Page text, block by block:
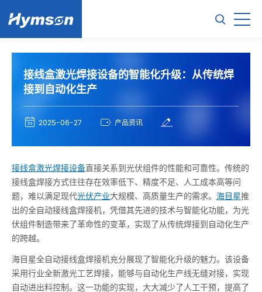
接线盒激光焊接设备的智能化升级：从传统焊
接到自动化生产
2025-06-27 产品资讯
接线盒激光焊接设备直接关系到光伏组件的性能和可靠性。传统的
接线盒焊接方式往往存在效率低下、精度不足、人工成本高等问
题，难以满足现代光伏产业大规模、高质量生产的需求。 海目星推
出的全自动接线盒焊接机，凭借其先进的技术与智能化功能，为光
伏组件制造带来了革命性的变革，实现了从传统焊接到自动化生产
的跨越。
海目星全自动接线盒焊接机充分展现了智能化升级的魅力。该设备
采用行业全新激光工艺焊接，能够与自动化生产线无缝对接，实现
自动进出料控制。这一功能的实现，大大减少了人工干预，提高了